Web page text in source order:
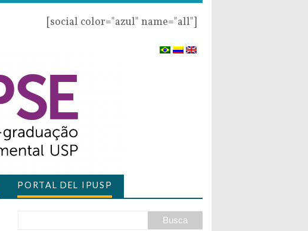
[social color="azul" name="all"]
PORTAL DEL IPUSP